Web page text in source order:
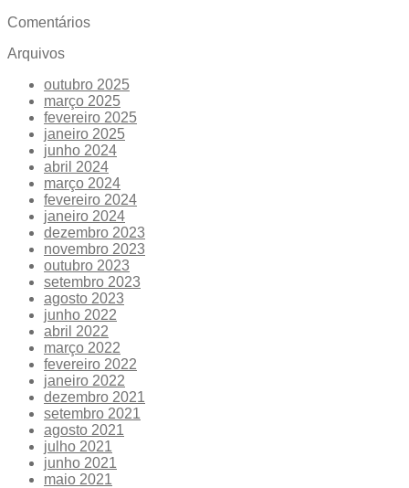
Comentários
Arquivos
outubro 2025
março 2025
fevereiro 2025
janeiro 2025
junho 2024
abril 2024
março 2024
fevereiro 2024
janeiro 2024
dezembro 2023
novembro 2023
outubro 2023
setembro 2023
agosto 2023
junho 2022
abril 2022
março 2022
fevereiro 2022
janeiro 2022
dezembro 2021
setembro 2021
agosto 2021
julho 2021
junho 2021
maio 2021